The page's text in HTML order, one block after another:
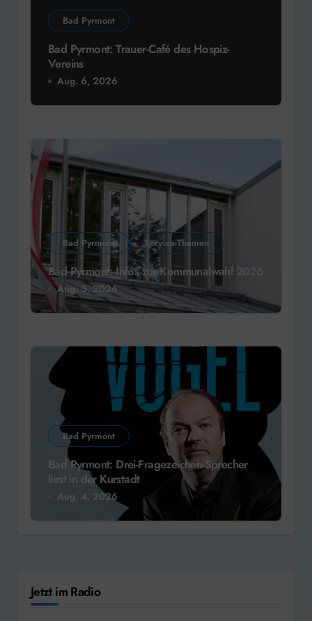
Bad Pyrmont
Bad Pyrmont: Trauer-Café des Hospiz-
Vereins
Aug. 6, 2026
Bad Pyrmont Service-Themen
Bad Pyrmont: Infos zur Kommunalwahl 2026
Aug. 5, 2026
Bad Pyrmont
Bad Pyrmont: Drei-Fragezeichen-Sprecher
liest in der Kurstadt
Aug. 4, 2026
Jetzt im Radio